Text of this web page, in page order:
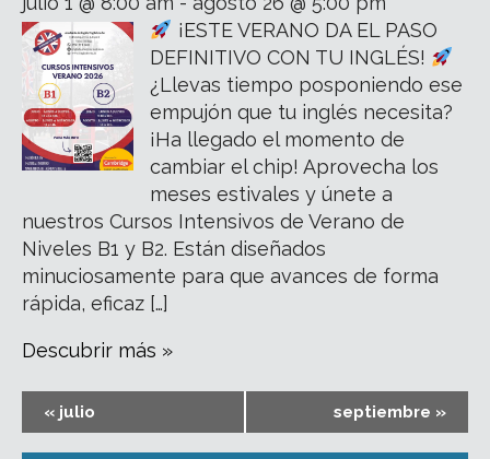
¡ESTE VERANO DA EL PASO
DEFINITIVO CON TU INGLÉS!
¿Llevas tiempo posponiendo ese
empujón que tu inglés necesita?
¡Ha llegado el momento de
cambiar el chip! Aprovecha los
meses estivales y únete a
nuestros Cursos Intensivos de Verano de
Niveles B1 y B2. Están diseñados
minuciosamente para que avances de forma
rápida, eficaz […]
Descubrir más »
« julio septiembre »